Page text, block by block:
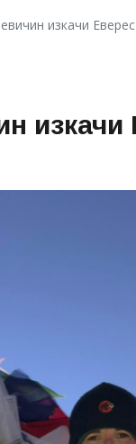
изкачи
изкачи